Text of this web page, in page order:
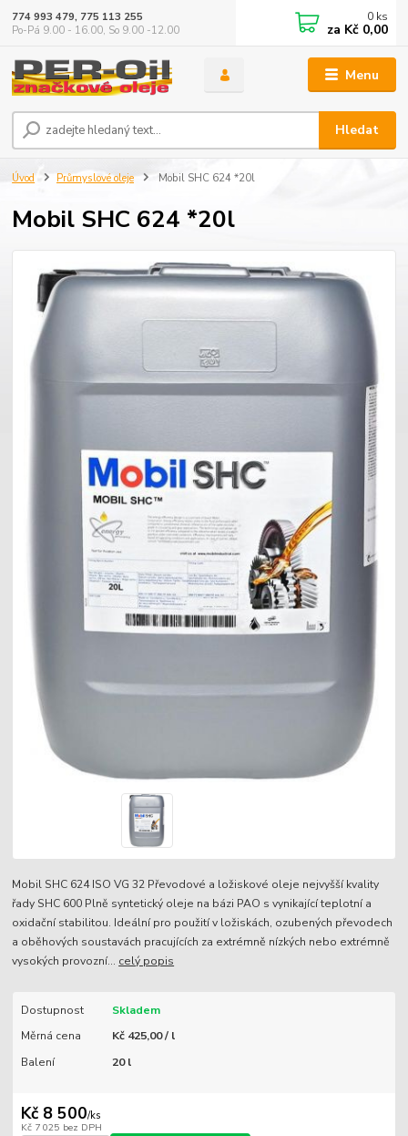
Menu
Hledat
774 993 479, 775 113 255
Po-Pá 9.00 - 16.00, So 9.00 -12.00
0 ks
za Kč 0,00
Úvod Průmyslové oleje Mobil SHC 624 *20l
Mobil SHC 624 *20l
Mobil SHC 624 ISO VG 32 Převodové a ložiskové oleje nejvyšší kvality
řady SHC 600 Plně syntetický oleje na bázi PAO s vynikající teplotní a
oxidační stabilitou. Ideální pro použití v ložiskách, ozubených převodech
a oběhových soustavách pracujících za extrémně nízkých nebo extrémně
vysokých provozní... celý popis
Dostupnost
Skladem
Měrná cena
Kč 425,00 / l
Balení
20 l
Kč 8 500/ks
Kč 7 025 bez DPH